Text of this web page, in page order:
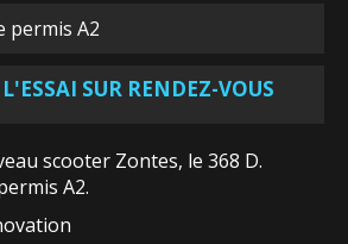
permis A2
SUR RENDEZ-VOUS
scooter Zontes, le 368 D.
A2.